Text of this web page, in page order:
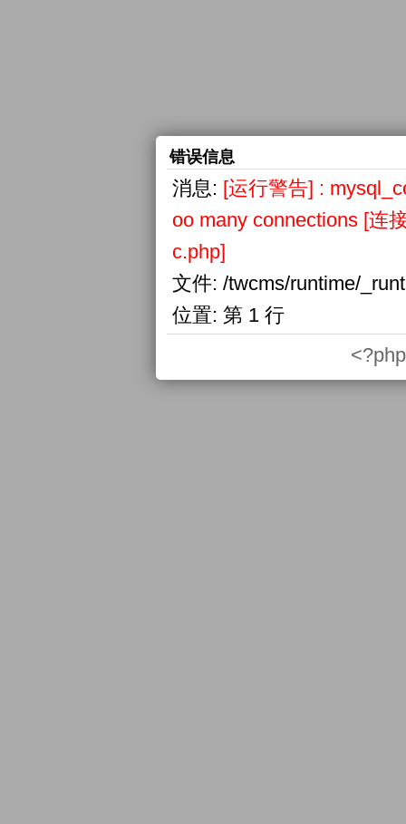
错误信息
消息: [运行警告] :
oo many connections [连
c.php]
文件: /twcms/runtime/
位置: 第 1 行